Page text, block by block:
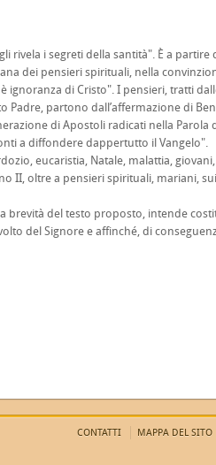
rivela i segreti della santità". È a partire
dei pensieri spirituali, nella
ignoranza di Cristo". I pensieri, tratti
Padre, partono dall’affermazione di
di Apostoli radicati nella Parola
a diffondere dappertutto il Vangelo".
eucaristia, Natale, malattia,
II, oltre a pensieri spirituali, mariani,
brevità del testo proposto, intende
del Signore e affinché, di
CONTATTI MAPPA DEL SITO